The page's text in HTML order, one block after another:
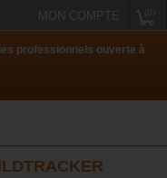
MON COMPTE
professionnels ouverte à